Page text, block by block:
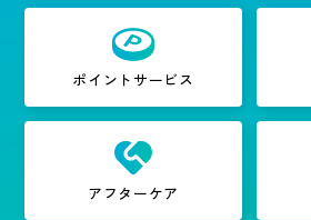
ポイントサービス
アフターケア